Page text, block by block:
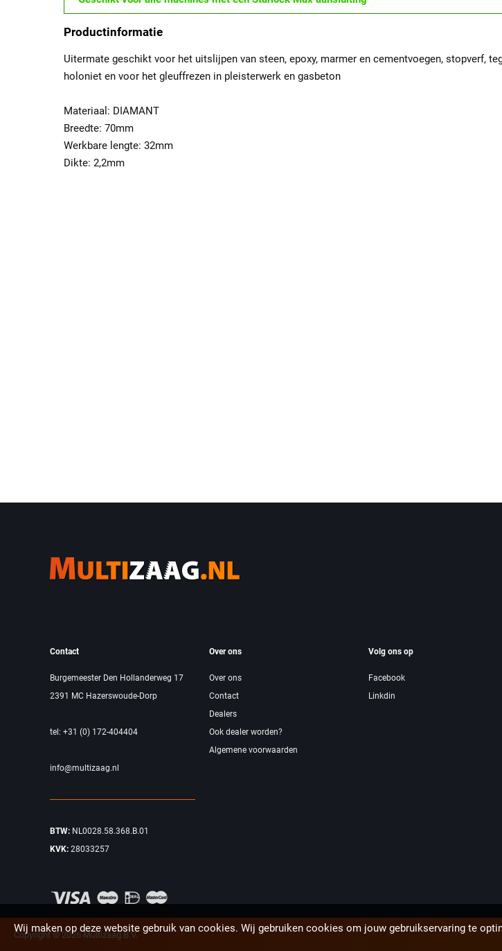
Productinformatie
Uitermate geschikt voor het uitslijpen van steen, epoxy, marmer en cementvoegen, stopverf,
holoniet en voor het gleuffrezen in pleisterwerk en gasbeton
Materiaal: DIAMANT
Breedte: 70mm
Werkbare lengte: 32mm
Dikte: 2,2mm
Contact
Burgemeester Den Hollanderweg 17
2391 MC Hazerswoude-Dorp
tel: +31 (0) 172-404404
info@multizaag.nl
BTW: NL0028.58.368.B.01
KVK: 28033257
Over ons
Over ons
Contact
Dealers
Ook dealer worden?
Algemene voorwaarden
Volg ons op
Facebook
Linkdin
Copyright © 2026 Multizaag B.V.
Wij maken op deze website gebruik van cookies. Wij gebruiken cookies om jouw gebruikservaring te